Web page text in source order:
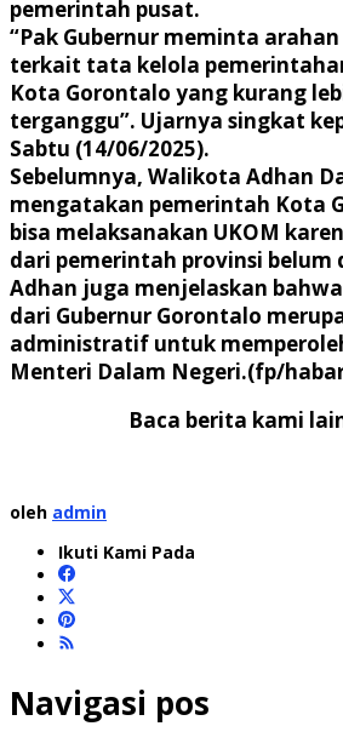
pemerintah pusat.
“Pak Gubernur meminta
terkait tata kelola
Kota Gorontalo yang kurang
terganggu”. Ujarnya singkat
Sabtu (14/06/2025).
Sebelumnya, Walikota Adhan
mengatakan pemerintah Kota
bisa melaksanakan UKOM
dari pemerintah provinsi belum
Adhan juga menjelaskan
dari Gubernur Gorontalo
administratif untuk
Menteri Dalam Negeri.(fp/
Baca berita kami
oleh admin
Ikuti Kami Pada
Navigasi pos